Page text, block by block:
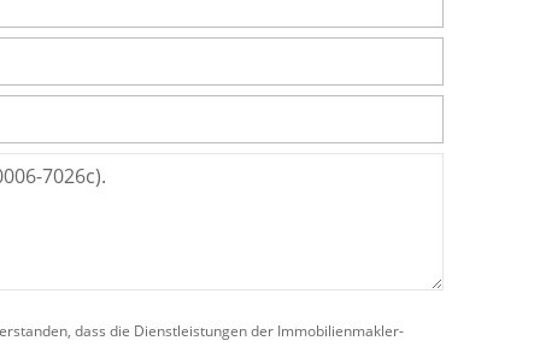
dass die Dienstleistungen der Immobilienmakler-